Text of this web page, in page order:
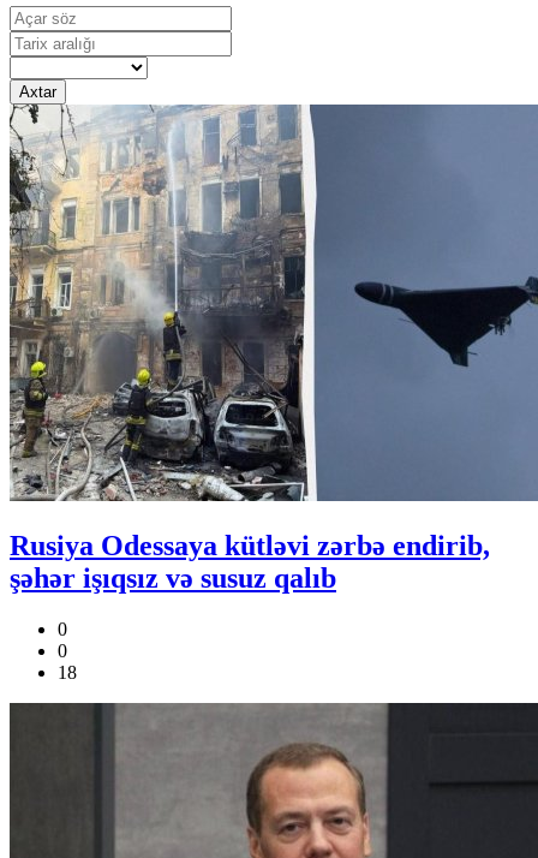
Axtar
Rusiya Odessaya kütləvi zərbə endirib,
şəhər işıqsız və susuz qalıb
0
0
18